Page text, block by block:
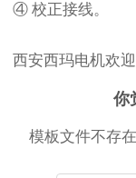
④ 校正接线。
西安西玛电机欢
你
模板文件不存